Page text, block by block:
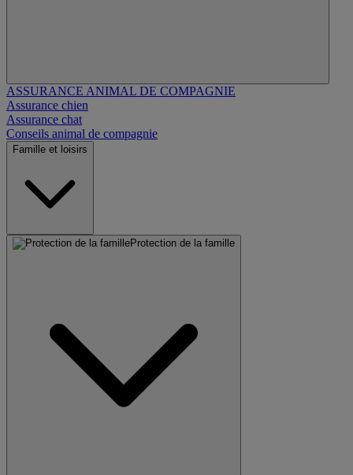
ASSURANCE ANIMAL DE COMPAGNIE
Assurance chien
Assurance chat
Conseils animal de compagnie
Famille et loisirs
Protection de la famille